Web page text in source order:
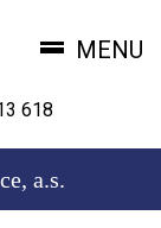
MENU
618
a.s.